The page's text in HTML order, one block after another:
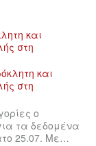
και
στη
ο
τα δεδομένα
25.07. Με…